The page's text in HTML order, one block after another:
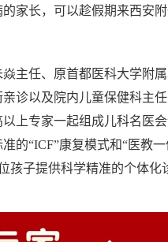
家长，可以趁假期来西安附
主任、原首都医科大学附
诊以及院内儿童保健科主
上专家一起组成儿科名医
“ICF”康复模式和“医教一
孩子提供科学精准的个体化